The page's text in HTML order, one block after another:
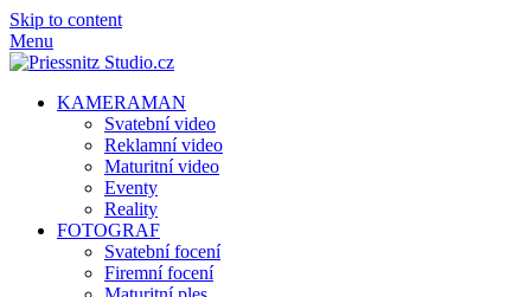
Skip to content
Menu
KAMERAMAN
Svatební video
Reklamní video
Maturitní video
Eventy
Reality
FOTOGRAF
Svatební focení
Firemní focení